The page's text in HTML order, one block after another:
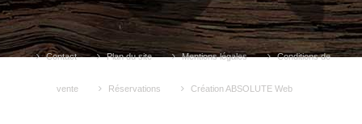
Contact Plan du site Mentions légales Conditions de
vente Réservations Création ABSOLUTE Web